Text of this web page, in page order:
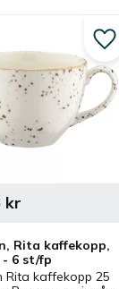
Rita kaffekopp,
- 6 st/fp
Rita kaffekopp 25
kr